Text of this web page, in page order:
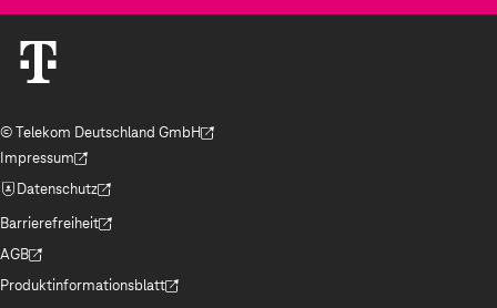
© Telekom Deutschland GmbH
(Der Link wird in einem neuen Tab geöffnet)
Impressum
(Der Link wird in einem neuen Tab geöffnet)
Datenschutz
(Der Link wird in einem neuen Tab geöffnet)
Barrierefreiheit
(Der Link wird in einem neuen Tab geöffnet)
AGB
(Der Link wird in einem neuen Tab geöffnet)
Produktinformationsblatt
(Der Link wird in einem neuen Tab geöffnet)